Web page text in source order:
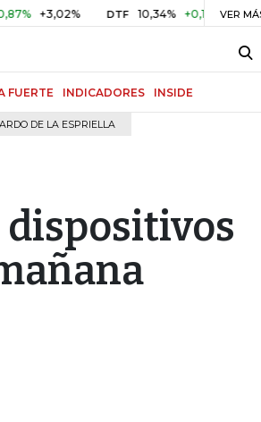
DTF 10,34% +0,10% +0,98%VER
FUERTE INDICADORES INSIDE
DE LA ESPRIELLA
dispositivos